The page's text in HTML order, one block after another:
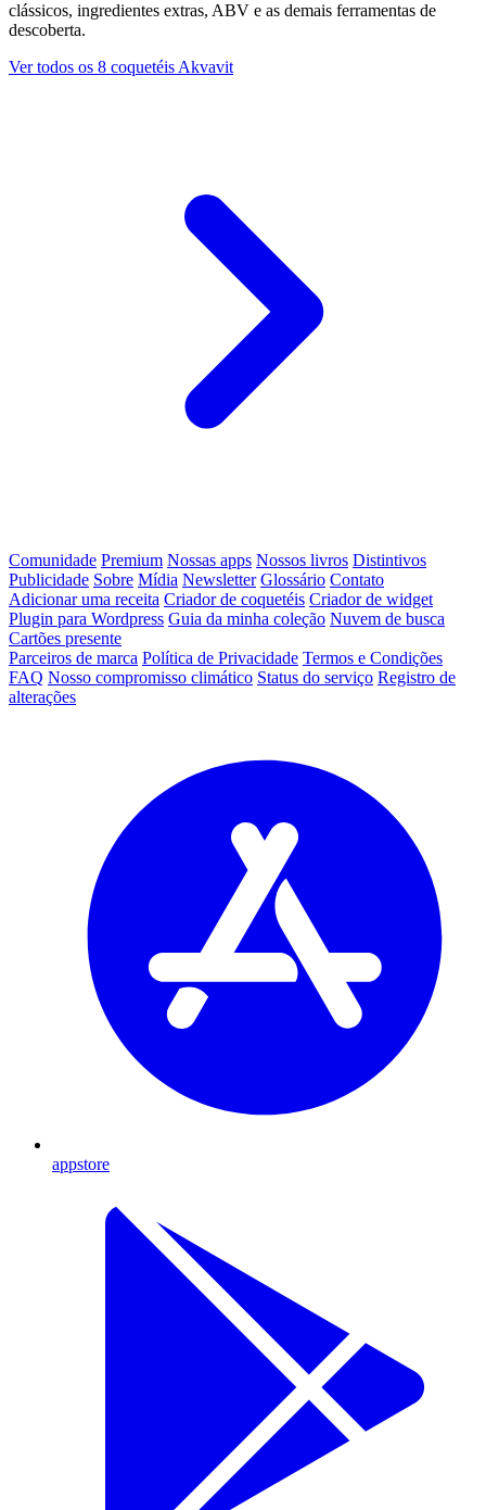
clássicos, ingredientes extras, ABV e as demais ferramentas de
descoberta.
Ver todos os 8 coquetéis Akvavit
Comunidade Premium Nossas apps Nossos livros Distintivos
Publicidade Sobre Mídia Newsletter Glossário Contato
Adicionar uma receita Criador de coquetéis Criador de widget
Plugin para Wordpress Guia da minha coleção Nuvem de busca
Cartões presente
Parceiros de marca Política de Privacidade Termos e Condições
FAQ Nosso compromisso climático Status do serviço Registro de
alterações
appstore